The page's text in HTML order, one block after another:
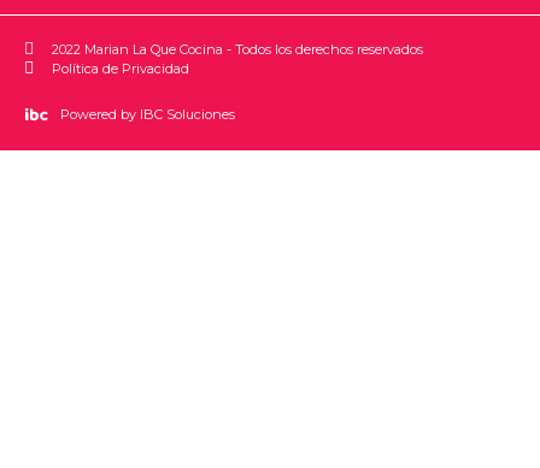
2022 Marian La Que Cocina - Todos los derechos reservados
Política de Privacidad
Powered by IBC Soluciones